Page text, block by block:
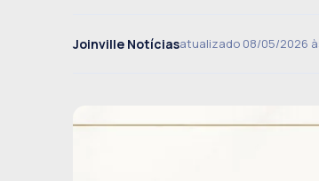
Joinville Notíciasatualizado 08/05/2026